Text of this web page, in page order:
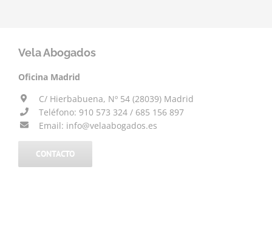
Vela Abogados
Oficina Madrid
C/ Hierbabuena, Nº 54 (28039) Madrid
Teléfono: 910 573 324 / 685 156 897
Email: info@velaabogados.es
CONTACTO